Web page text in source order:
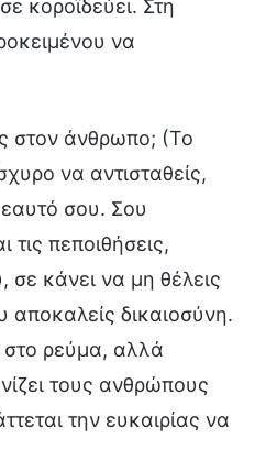
κοροϊδεύει. Στη
να
στον άνθρωπο; (Το
να αντισταθείς,
σου. Σου
τις πεποιθήσεις,
σε κάνει να μη θέλεις
αποκαλείς δικαιοσύνη.
στο ρεύμα, αλλά
τους ανθρώπους
την ευκαιρίας να